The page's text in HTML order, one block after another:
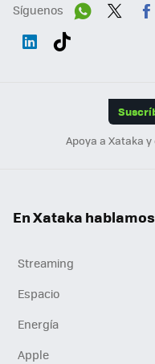
Síguenos
Apoya a Xataka
En Xataka
Streaming
Espacio
Energía
Apple